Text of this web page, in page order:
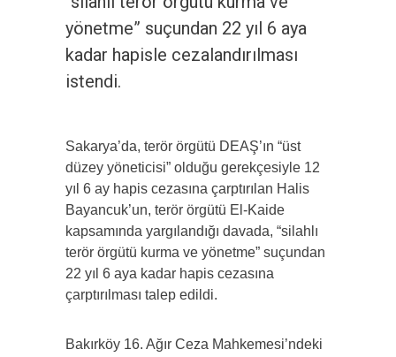
yönetme” suçundan 22 yıl 6 aya
kadar hapisle cezalandırılması
istendi.
Sakarya’da, terör örgütü DEAŞ’ın “üst
düzey yöneticisi” olduğu gerekçesiyle 12
yıl 6 ay hapis cezasına çarptırılan Halis
Bayancuk’un, terör örgütü El-Kaide
kapsamında yargılandığı davada, “silahlı
terör örgütü kurma ve yönetme” suçundan
22 yıl 6 aya kadar hapis cezasına
çarptırılması talep edildi.
Bakırköy 16. Ağır Ceza Mahkemesi’ndeki